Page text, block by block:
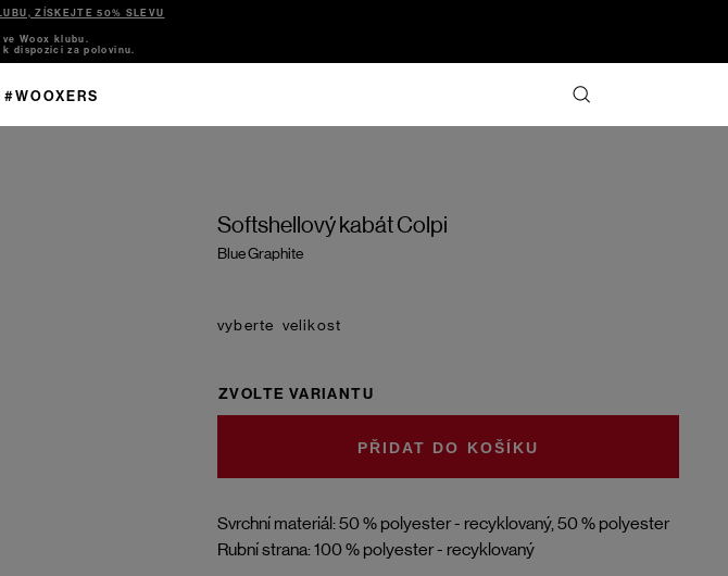
ZÍSKEJTE 50% SLEVU
Woox klubu.
dispozici za polovinu.
#WOOXERS
Softshellový kabát Colpi
Blue Graphite
Svrchní materiál: 50 % polyester - recyklovaný, 50 % polyester
Rubní strana: 100 % polyester - recyklovaný
velikost
ZVOLTE VARIANTU
DO KOŠÍKU